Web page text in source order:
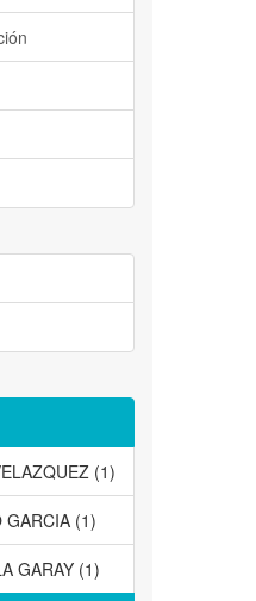
(1)
GARCIA (1)
GARAY (1)